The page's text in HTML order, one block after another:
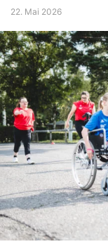
22. Mai 2026